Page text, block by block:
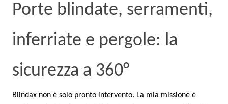
Porte blindate, serramenti,
inferriate e pergole: la
sicurezza a 360°
Blindax non è solo pronto intervento. La mia missione è